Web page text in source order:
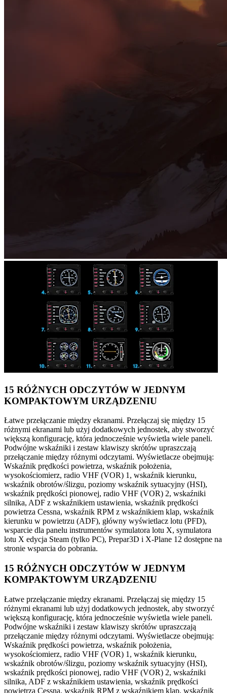
15 RÓŻNYCH ODCZYTÓW W JEDNYM
KOMPAKTOWYM URZĄDZENIU
Łatwe przełączanie między ekranami. Przełączaj się między 15
różnymi ekranami lub użyj dodatkowych jednostek, aby stworzyć
większą konfigurację, która jednocześnie wyświetla wiele paneli.
Podwójne wskaźniki i zestaw klawiszy skrótów upraszczają
przełączanie między różnymi odczytami. Wyświetlacze obejmują:
Wskaźnik prędkości powietrza, wskaźnik położenia,
wysokościomierz, radio VHF (VOR) 1, wskaźnik kierunku,
wskaźnik obrotów/ślizgu, poziomy wskaźnik sytuacyjny (HSI),
wskaźnik prędkości pionowej, radio VHF (VOR) 2, wskaźniki
silnika, ADF z wskaźnikiem ustawienia, wskaźnik prędkości
powietrza Cessna, wskaźnik RPM z wskaźnikiem klap, wskaźnik
kierunku w powietrzu (ADF), główny wyświetlacz lotu (PFD),
wsparcie dla panelu instrumentów symulatora lotu X, symulatora
lotu X edycja Steam (tylko PC), Prepar3D i X-Plane 12 dostępne na
stronie wsparcia do pobrania.
15 RÓŻNYCH ODCZYTÓW W JEDNYM
KOMPAKTOWYM URZĄDZENIU
Łatwe przełączanie między ekranami. Przełączaj się między 15
różnymi ekranami lub użyj dodatkowych jednostek, aby stworzyć
większą konfigurację, która jednocześnie wyświetla wiele paneli.
Podwójne wskaźniki i zestaw klawiszy skrótów upraszczają
przełączanie między różnymi odczytami. Wyświetlacze obejmują:
Wskaźnik prędkości powietrza, wskaźnik położenia,
wysokościomierz, radio VHF (VOR) 1, wskaźnik kierunku,
wskaźnik obrotów/ślizgu, poziomy wskaźnik sytuacyjny (HSI),
wskaźnik prędkości pionowej, radio VHF (VOR) 2, wskaźniki
silnika, ADF z wskaźnikiem ustawienia, wskaźnik prędkości
powietrza Cessna, wskaźnik RPM z wskaźnikiem klap, wskaźnik